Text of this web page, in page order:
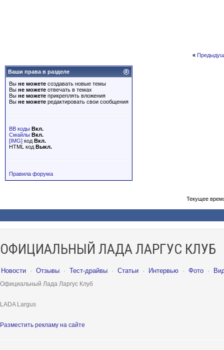
«
Ваши права в разделе
Вы не можете создавать новые темы
Вы не можете отвечать в темах
Вы не можете прикреплять вложения
Вы не можете редактировать свои сообщения
BB коды Вкл.
Смайлы Вкл.
[IMG] код Вкл.
HTML код Выкл.
Правила форума
Текущее
ОФИЦИАЛЬНЫЙ ЛАДА ЛАРГУС КЛУБ
Новости · Отзывы · Тест-драйвы · Статьи · Интервью · Фото ·
Официальный Лада Ларгус Клуб
LADA Largus
Разместить рекламу на сайте